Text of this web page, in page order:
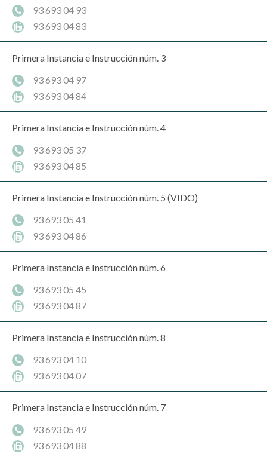
93 693 04 93
93 693 04 83
Primera Instancia e Instrucción núm. 3
93 693 04 97
93 693 04 84
Primera Instancia e Instrucción núm. 4
93 693 05 37
93 693 04 85
Primera Instancia e Instrucción núm. 5 (VIDO)
93 693 05 41
93 693 04 86
Primera Instancia e Instrucción núm. 6
93 693 05 45
93 693 04 87
Primera Instancia e Instrucción núm. 8
93 693 04 10
93 693 04 07
Primera Instancia e Instrucción núm. 7
93 693 05 49
93 693 04 88